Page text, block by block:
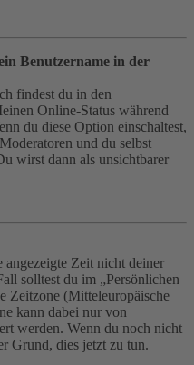
Benutzername in der
findest du in den
Online-Status während
du diese Option einschaltest,
und du selbst
wirst dann als unsichtbarer
Zeit nicht deiner
solltest du im „Persönlichen
Zeitzone (Mitteleuropäische
kann dabei nur von
werden. Wenn du noch nicht
Grund, dies jetzt zu tun.